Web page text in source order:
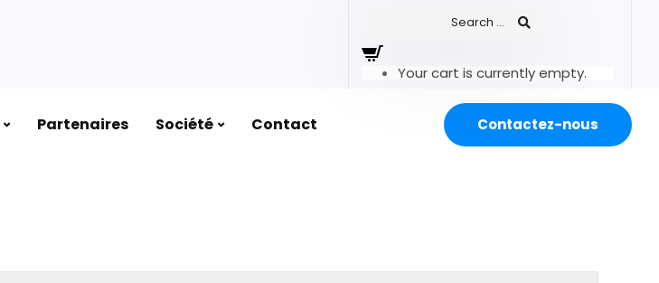
Your cart is currently empty.
Partenaires Société Contact
Contactez-nous